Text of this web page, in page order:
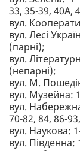
33, 35-39, 40А,
вул.
вул. Лесі
(парні);
вул.
(непарні);
вул. М.
вул. Музейна:
вул.
70-82, 84, 86-
вул. Наукова:
вул. Південна: